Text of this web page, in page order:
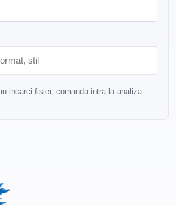
incarci fisier, comanda intra la analiza